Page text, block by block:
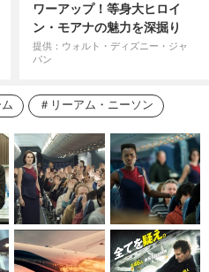
ワーアップ！等身大ヒロイ
ン・モアナの魅力を深掘り
提供：ウォルト・ディズニー・ジャ
パン
リーアム・ニーソン